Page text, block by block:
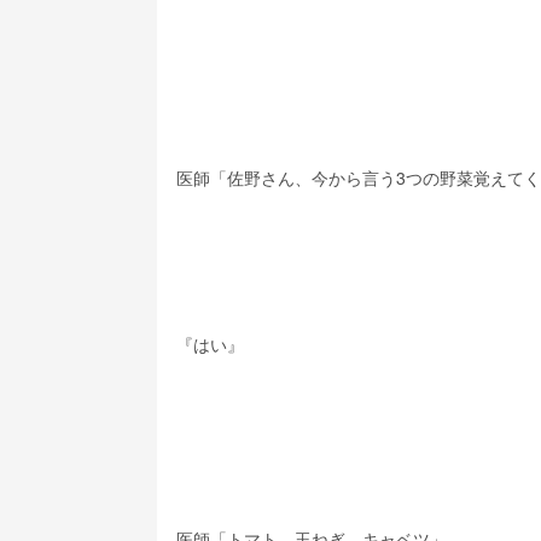
医師「佐野さん、今から言う3つの野菜覚えてく
『はい』